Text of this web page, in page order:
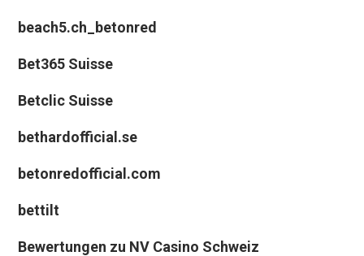
beach5.ch_betonred
Bet365 Suisse
Betclic Suisse
bethardofficial.se
betonredofficial.com
bettilt
Bewertungen zu NV Casino Schweiz